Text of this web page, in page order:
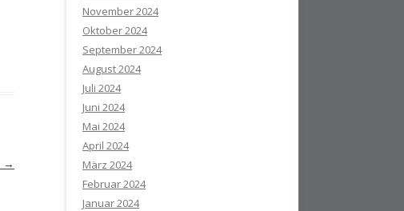
→
November 2024
Oktober 2024
September 2024
August 2024
Juli 2024
Juni 2024
Mai 2024
April 2024
März 2024
Februar 2024
Januar 2024